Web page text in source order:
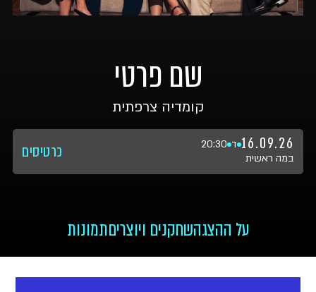
שם פרטי
קומדיה צרפתית
16.09.26 ד 20:30
במה ראשית
כרטיסים
תמונותשחקנים ויוצריםעל ההצגה